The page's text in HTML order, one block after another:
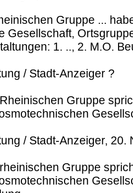
Gruppe ...
Gesellschaft,
1. .., 2. M.O.
/ Stadt-Anzeiger ?
Gruppe
/ Stadt-Anzeiger, 20.
Gruppe